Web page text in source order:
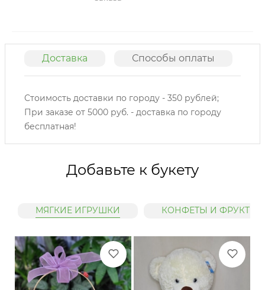
Доставка Способы оплаты
Стоимость доставки по городу - 350 рублей;
При заказе от 5000 руб. - доставка по городу
бесплатная!
Добавьте к букету
МЯГКИЕ ИГРУШКИ КОНФЕТЫ И ФРУКТЫ